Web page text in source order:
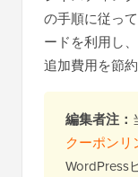
の手順に従っ
ードを利用し
追加費用を節
編集者注：
クーポンリ
WordPress